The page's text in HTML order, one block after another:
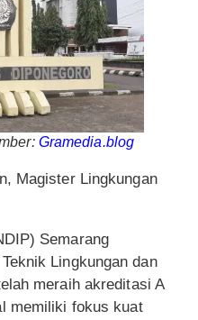
Gramedia.blog
Magister Lingkungan
Semarang
Lingkungan dan
meraih akreditasi A
memiliki fokus kuat